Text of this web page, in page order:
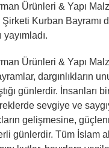
Ürünleri & Yapı
Kurban Bayramı
Ürünleri & Yapı
dargınlıkların
günlerdir. İnsanları
sevgiye ve
gelişmesine,
günlerdir. Tüm İslam